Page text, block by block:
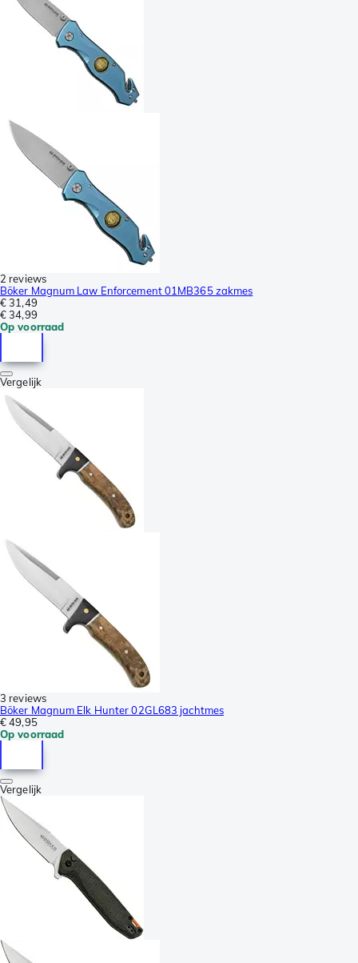
2 reviews
Böker Magnum Law Enforcement 01MB365 zakmes
€ 31,49
€ 34,99
Op voorraad
Vergelijk
3 reviews
Böker Magnum Elk Hunter 02GL683 jachtmes
€ 49,95
Op voorraad
Vergelijk